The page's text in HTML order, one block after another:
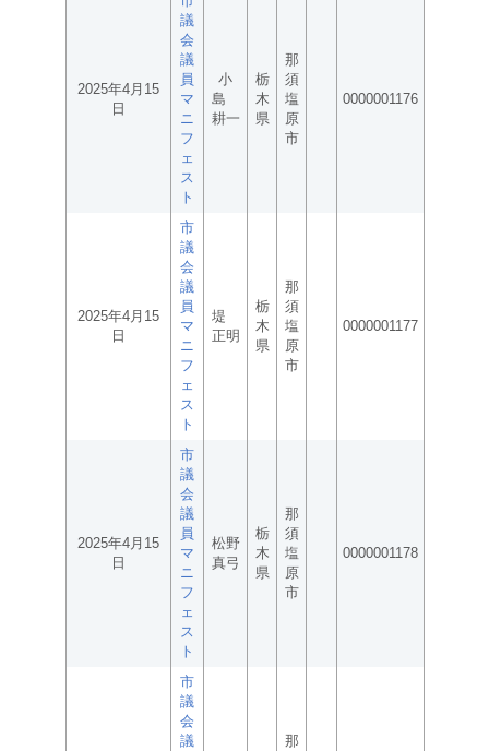
2025年4月15
日
議
会
議
員
マ
ニ
フ
ェ
ス
ト
小
島
耕一
栃
木
県
那
須
塩
原
市
0000001176
2025年4月15
日
市
議
会
議
員
マ
ニ
フ
ェ
ス
ト
堤
正明
栃
木
県
那
須
塩
原
市
0000001177
2025年4月15
日
市
議
会
議
員
マ
ニ
フ
ェ
ス
ト
松野
真弓
栃
木
県
那
須
塩
原
市
0000001178
市
議
会
議
那